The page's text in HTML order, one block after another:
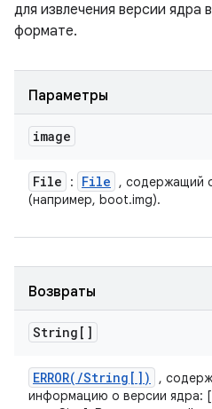
для извлечения версии ядра
формате.
Параметры
image
File : File
, содержащий
(например, boot.img).
Возвраты
String[]
ERROR( /String[])
,
информацию о версии ядра: